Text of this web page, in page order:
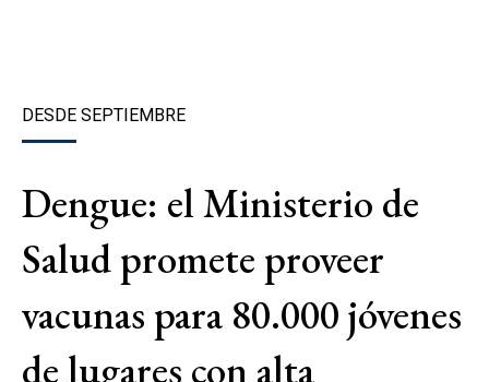
DESDE SEPTIEMBRE
Dengue: el Ministerio de
Salud promete proveer
vacunas para 80.000 jóvenes
de lugares con alta